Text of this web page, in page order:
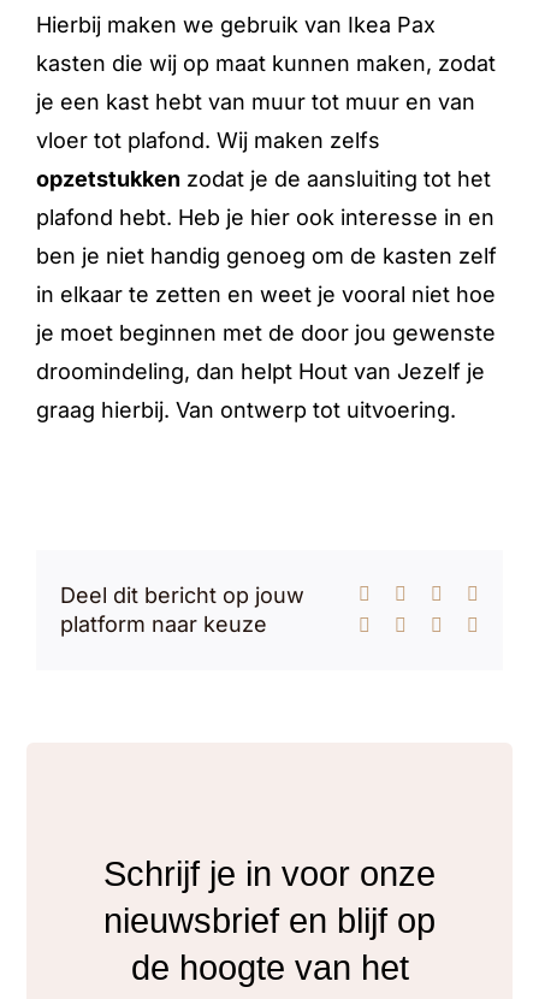
Hierbij maken we gebruik van Ikea Pax
kasten die wij op maat kunnen maken, zodat
je een kast hebt van muur tot muur en van
vloer tot plafond. Wij maken zelfs
opzetstukken zodat je de aansluiting tot het
plafond hebt. Heb je hier ook interesse in en
ben je niet handig genoeg om de kasten zelf
in elkaar te zetten en weet je vooral niet hoe
je moet beginnen met de door jou gewenste
droomindeling, dan helpt Hout van Jezelf je
graag hierbij. Van ontwerp tot uitvoering.
Deel dit bericht op jouw
platform naar keuze
Facebook Reddit
WhatsApp
TumblrPinterest
Schrijf je in voor onze
nieuwsbrief en blijf op
de hoogte van het